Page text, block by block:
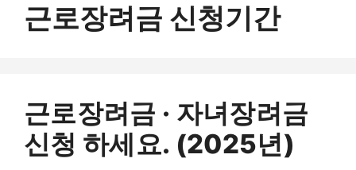
근로장려금 신청기간
근로장려금 · 자녀장려금
신청 하세요. (2025년)